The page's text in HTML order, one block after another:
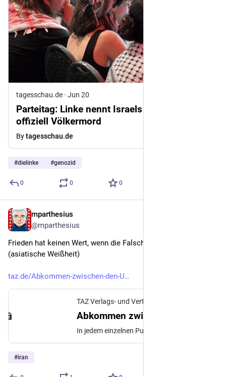
tagesschau.de · Jun 20
Parteitag: Linke nennt Israels Vorgehen
offiziell Völkermord
Bytagesschau.de
#dielinke #genozid
0 0 0
mparthesius
@mparthesius
Frieden hat keinen Wert, wenn die Falschen gewinnen.
(asiatische Weißheit)
taz.de/Abkommen-zwischen-den-U
TAZ Verlags- und Vertriebs GmbH
#iran